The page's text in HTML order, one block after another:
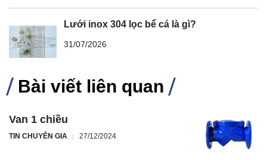
Lưới inox 304 lọc bể cá là gì?
31/07/2026
Bài viết liên quan
Van 1 chiều
TIN CHUYÊN GIA 27/12/2024